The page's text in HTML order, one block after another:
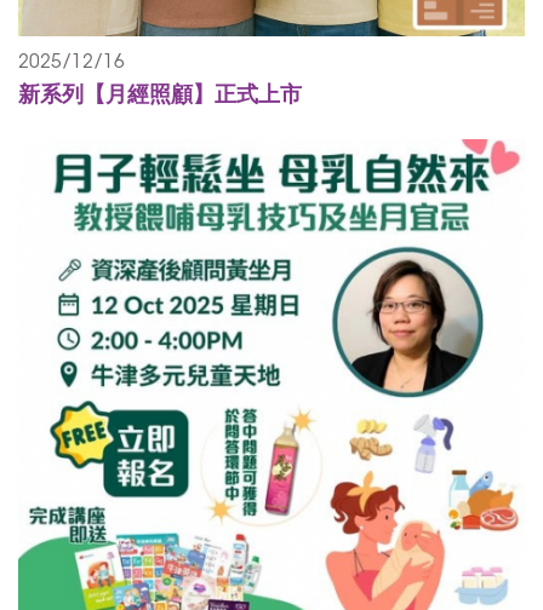
2025/12/16
新系列【月經照顧】正式上市